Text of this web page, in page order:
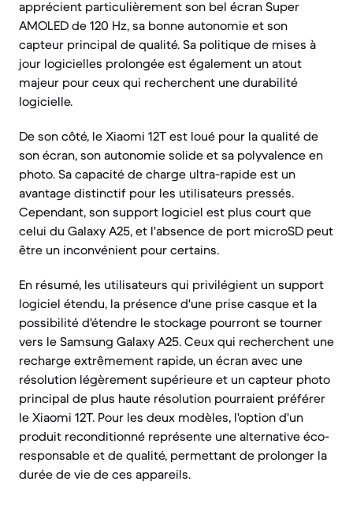
apprécient particulièrement son bel écran Super
AMOLED de 120 Hz, sa bonne autonomie et son
capteur principal de qualité. Sa politique de mises à
jour logicielles prolongée est également un atout
majeur pour ceux qui recherchent une durabilité
logicielle.
De son côté, le Xiaomi 12T est loué pour la qualité de
son écran, son autonomie solide et sa polyvalence en
photo. Sa capacité de charge ultra-rapide est un
avantage distinctif pour les utilisateurs pressés.
Cependant, son support logiciel est plus court que
celui du Galaxy A25, et l'absence de port microSD peut
être un inconvénient pour certains.
En résumé, les utilisateurs qui privilégient un support
logiciel étendu, la présence d'une prise casque et la
possibilité d'étendre le stockage pourront se tourner
vers le Samsung Galaxy A25. Ceux qui recherchent une
recharge extrêmement rapide, un écran avec une
résolution légèrement supérieure et un capteur photo
principal de plus haute résolution pourraient préférer
le Xiaomi 12T. Pour les deux modèles, l'option d'un
produit reconditionné représente une alternative éco-
responsable et de qualité, permettant de prolonger la
durée de vie de ces appareils.